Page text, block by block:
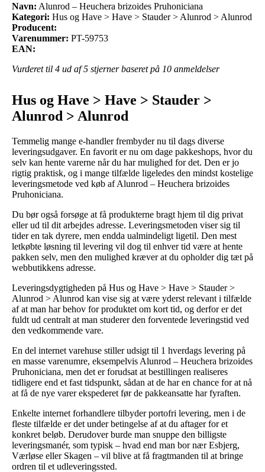
Navn: Alunrod – Heuchera brizoides Pruhoniciana
Kategori: Hus og Have > Have > Stauder > Alunrod > Alunrod
Producent:
Varenummer: PT-59753
EAN:
Vurderet til 4 ud af 5 stjerner baseret på 10 anmeldelser
Hus og Have > Have > Stauder >
Alunrod > Alunrod
Temmelig mange e-handler frembyder nu til dags diverse
leveringsudgaver. En favorit er nu om dage pakkeshops, hvor du
selv kan hente varerne når du har mulighed for det. Den er jo
rigtig praktisk, og i mange tilfælde ligeledes den mindst kostelige
leveringsmetode ved køb af Alunrod – Heuchera brizoides
Pruhoniciana.
Du bør også forsøge at få produkterne bragt hjem til dig privat
eller ud til dit arbejdes adresse. Leveringsmetoden viser sig til
tider en tak dyrere, men endda ualmindeligt ligetil. Den mest
letkøbte løsning til levering vil dog til enhver tid være at hente
pakken selv, men den mulighed kræver at du opholder dig tæt på
webbutikkens adresse.
Leveringsdygtigheden på Hus og Have > Have > Stauder >
Alunrod > Alunrod kan vise sig at være yderst relevant i tilfælde
af at man har behov for produktet om kort tid, og derfor er det
fuldt ud centralt at man studerer den forventede leveringstid ved
den vedkommende vare.
En del internet varehuse stiller udsigt til 1 hverdags levering på
en masse varenumre, eksempelvis Alunrod – Heuchera brizoides
Pruhoniciana, men det er forudsat at bestillingen realiseres
tidligere end et fast tidspunkt, sådan at de har en chance for at nå
at få de nye varer ekspederet før de pakkeansatte har fyraften.
Enkelte internet forhandlere tilbyder portofri levering, men i de
fleste tilfælde er det under betingelse af at du aftager for et
konkret beløb. Derudover burde man snuppe den billigste
leveringsmanér, som typisk – hvad end man bor nær Esbjerg,
Værløse eller Skagen – vil blive at få fragtmanden til at bringe
ordren til et udleveringssted.